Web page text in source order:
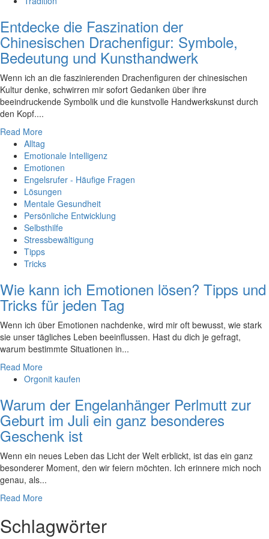
Entdecke die Faszination der
Chinesischen Drachenfigur: Symbole,
Bedeutung und Kunsthandwerk
Wenn ich an die faszinierenden Drachenfiguren der chinesischen
Kultur denke, schwirren mir sofort Gedanken über ihre
beeindruckende Symbolik und die kunstvolle Handwerkskunst durch
den Kopf....
Read More
Alltag
Emotionale Intelligenz
Emotionen
Engelsrufer - Häufige Fragen
Lösungen
Mentale Gesundheit
Persönliche Entwicklung
Selbsthilfe
Stressbewältigung
Tipps
Tricks
Wie kann ich Emotionen lösen? Tipps und
Tricks für jeden Tag
Wenn ich über Emotionen nachdenke, wird mir oft bewusst, wie stark
‍sie ⁤unser ⁢tägliches Leben beeinflussen. Hast du dich je gefragt,
warum bestimmte ‌Situationen in...
Read More
Orgonit kaufen
Warum der Engelanhänger Perlmutt zur
Geburt im Juli ein ganz besonderes
Geschenk ist
Wenn ein neues Leben das Licht der Welt erblickt, ist das ein ganz
besonderer Moment, den wir feiern möchten. Ich erinnere mich noch
genau, als...
Read More
Schlagwörter